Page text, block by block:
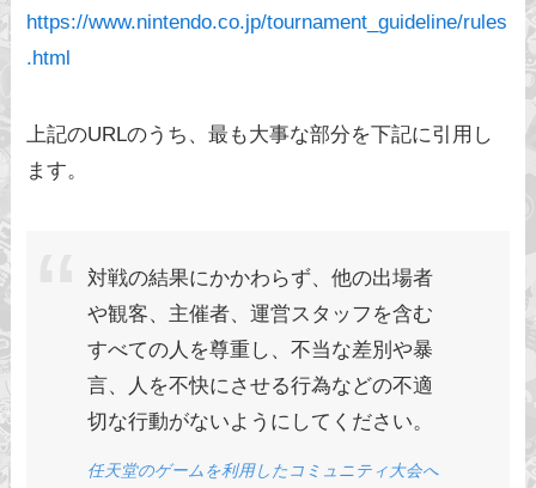
https://www.nintendo.co.jp/tournament_guideline/rules
.html
上記のURLのうち、最も大事な部分を下記に引用し
ます。
対戦の結果にかかわらず、他の出場者
や観客、主催者、運営スタッフを含む
すべての人を尊重し、不当な差別や暴
言、人を不快にさせる行為などの不適
切な行動がないようにしてください。
任天堂のゲームを利用したコミュニティ大会へ